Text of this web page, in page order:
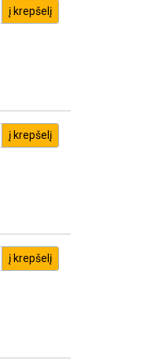
į krepšelį
į krepšelį
į krepšelį